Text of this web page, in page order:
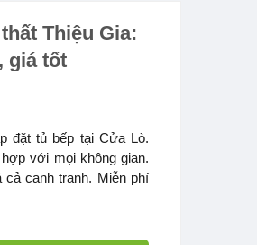
Thiệu Gia:
giá tốt
đặt tủ bếp tại Cửa Lò.
với mọi không gian.
cả cạnh tranh. Miễn phí